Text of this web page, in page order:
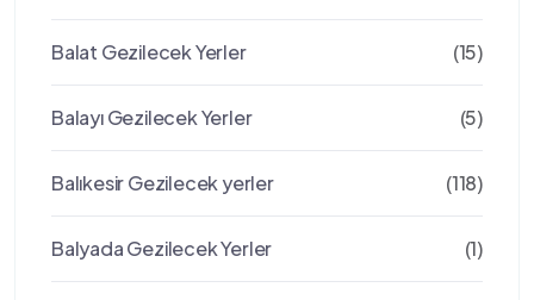
Balat Gezilecek Yerler (15)
Balayı Gezilecek Yerler (5)
Balıkesir Gezilecek yerler (118)
Balyada Gezilecek Yerler (1)